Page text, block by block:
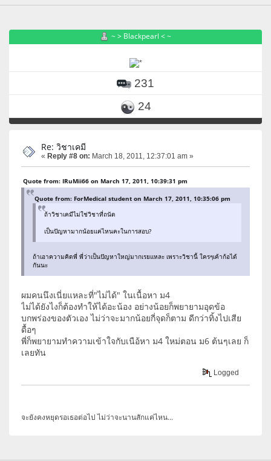
~ > Blackpearl < ~
231
24
Re: วิชาเคมี
« Reply #8 on: March 18, 2011, 12:37:01 am »
Quote from: IRuMii66 on March 17, 2011, 10:39:31 pm
Quote from: ForMedical student on March 17, 2011, 10:35:06 pm
ถ้าวิชาเคมีไม่ใช่วิชาที่ถนัด
เป็นปัญหามากน้อยแค่ไหนคะในการสอบ?
ถ้าเอาความคิดพี่ พี่ว่าเป็นปัญหาใหญ่มากเรยแหละ เพราะวิชานี้ ใครๆเค้าก้อได้
กันนะ
ผมคนนึงเนี่ยแหละที่"ไม่ได้" ในเนื้อหา ม4
ไม่ได้ยังไงก็ต้องทำให้ได้อะน้อง อย่างน้อยก็พยายามอุดข้อ
บกพร่องของตัวเอง ไม่ว่าจะมากน้อยกี่จุดก็ตาม ดีกว่าทิ้งไปเสีย
ดื้อๆ
พี่ก็พยายามทำความเข้าใจกับเนือ้หา ม4 ใหม่ตอน ม6 ต้นๆเลย ก็
เลยทัน
Logged
จะยังคงหยุดรอเธอต่อไป ไม่ว่าจะนานสักแค่ไหน...